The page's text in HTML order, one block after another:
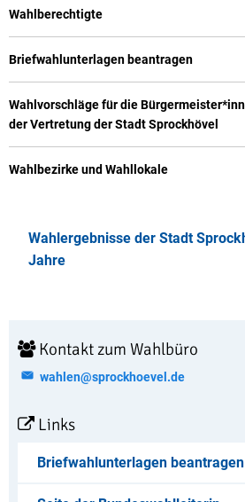
Wahlberechtigte
Briefwahlunterlagen beantragen
Wahlvorschläge für die
der Vertretung der Stadt Sprockhövel
Wahlbezirke und Wahllokale
Wahlergebnisse der Stadt
Jahre
Kontakt zum Wahlbüro
wahlen@sprockhoevel.de
Links
Briefwahlunterlagen beantragen